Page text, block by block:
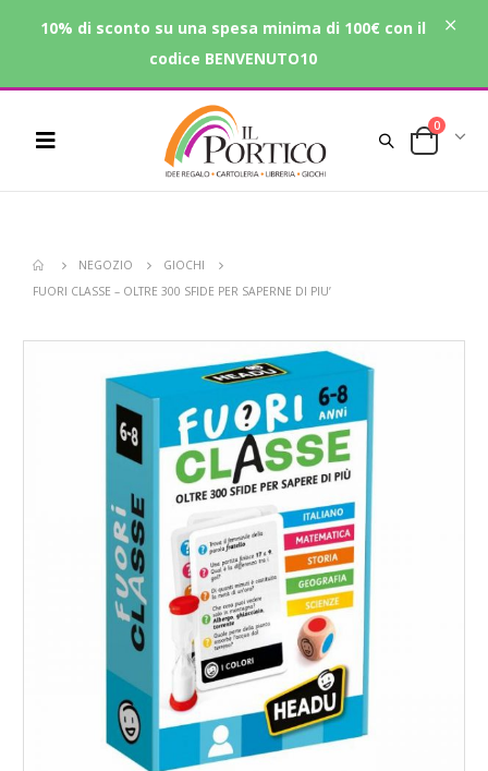
0
NEGOZIO
GIOCHI
FUORI CLASSE – OLTRE 300 SFIDE PER SAPERNE DI PIU’
10% di sconto su una spesa minima di 100€ con il
codice BENVENUTO10